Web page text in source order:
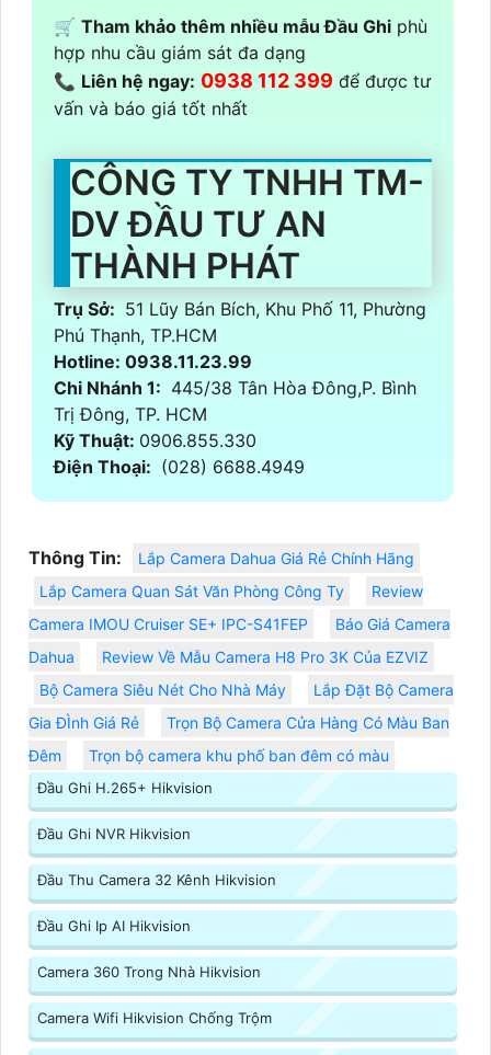
🛒 Tham khảo thêm nhiều mẫu Đầu Ghi phù
hợp nhu cầu giám sát đa dạng
📞 Liên hệ ngay: 0938 112 399 để được tư
vấn và báo giá tốt nhất
CÔNG TY TNHH TM-
DV ĐẦU TƯ AN
THÀNH PHÁT
Trụ Sở: 51 Lũy Bán Bích, Khu Phố 11, Phường
Phú Thạnh, TP.HCM
Hotline: 0938.11.23.99
Chi Nhánh 1: 445/38 Tân Hòa Đông,P. Bình
Trị Đông, TP. HCM
Kỹ Thuật: 0906.855.330
Điện Thoại: (028) 6688.4949
Thông Tin:
Lắp Camera Dahua Giá Rẻ Chính Hãng
Lắp Camera Quan Sát Văn Phòng Công Ty
Review
Camera IMOU Cruiser SE+ IPC-S41FEP
Báo Giá Camera
Dahua
Review Về Mẫu Camera H8 Pro 3K Của EZVIZ
Bộ Camera Siêu Nét Cho Nhà Máy
Lắp Đặt Bộ Camera
Gia ĐÌnh Giá Rẻ
Trọn Bộ Camera Cửa Hàng Có Màu Ban
Đêm
Trọn bộ camera khu phố ban đêm có màu
Đầu Ghi H.265+ Hikvision
Đầu Ghi NVR Hikvision
Đầu Thu Camera 32 Kênh Hikvision
Đầu Ghi Ip AI Hikvision
Camera 360 Trong Nhà Hikvision
Camera Wifi Hikvision Chống Trộm